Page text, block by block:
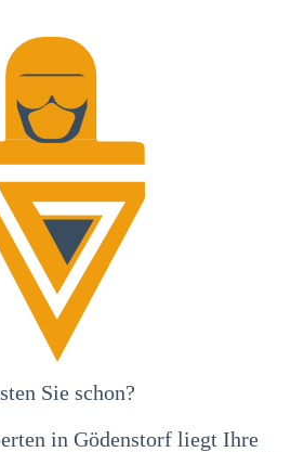
Sie schon?
in Gödenstorf liegt Ihre